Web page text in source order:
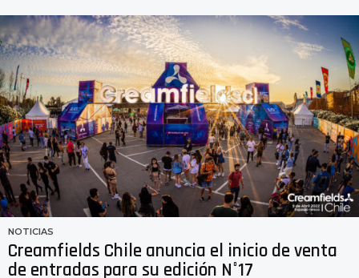
ñ
o
s
a
g
o
NOTICIAS
Creamfields Chile anuncia el inicio de venta
de entradas para su edición N°17